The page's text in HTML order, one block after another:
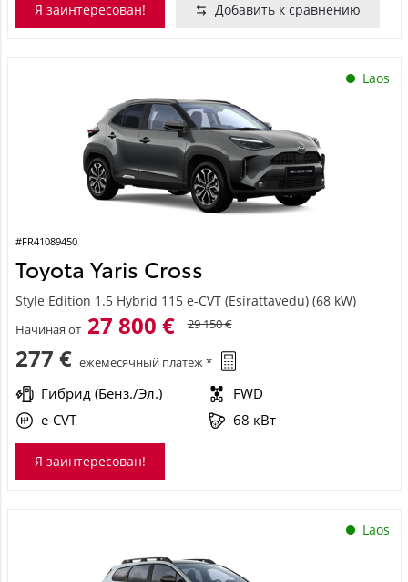
Я заинтересован! Добавить к сравнению
Laos
#FR41089450
Toyota Yaris Cross
Style Edition 1.5 Hybrid 115 e-CVT (Esirattavedu) (68 kW)
Начиная от 27 800 € 29 150 €
277 € ежемесячный платёж *
Гибрид (Бенз./Эл.)
FWD
e-CVT
68 кВт
Я заинтересован!
Laos